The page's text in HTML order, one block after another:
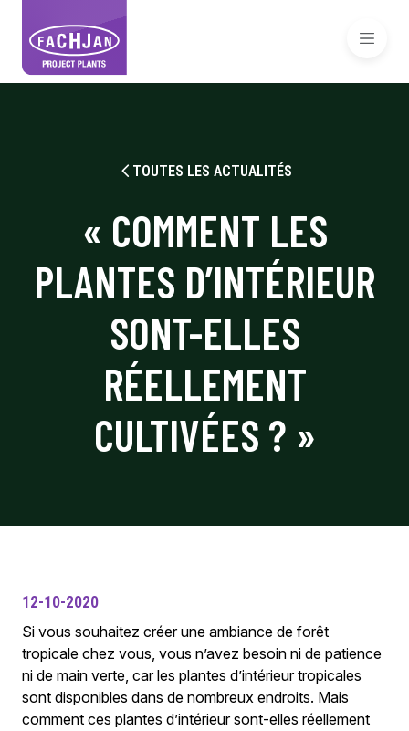
TOUTES LES ACTUALITÉS
« COMMENT LES
PLANTES D’INTÉRIEUR
SONT-ELLES
RÉELLEMENT
CULTIVÉES ? »
12-10-2020
Si vous souhaitez créer une ambiance de forêt
tropicale chez vous, vous n’avez besoin ni de patience
ni de main verte, car les plantes d’intérieur tropicales
sont disponibles dans de nombreux endroits. Mais
comment ces plantes d’intérieur sont-elles réellement